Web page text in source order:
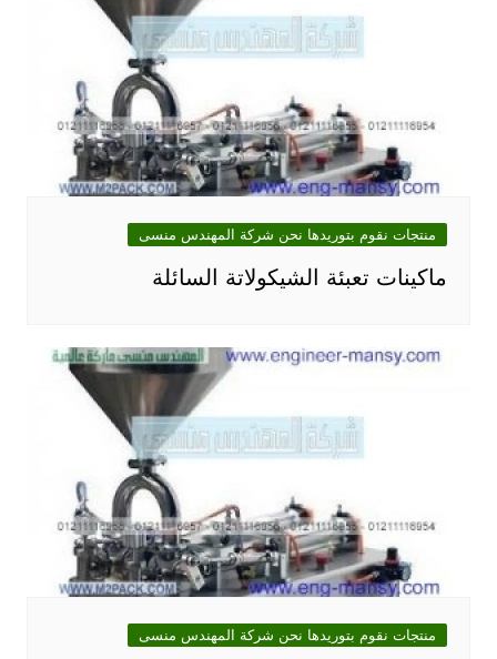
منتجات نقوم بتوريدها نحن شركة المهندس منسى
ماكينات تعبئة الشيكولاتة السائلة
منتجات نقوم بتوريدها نحن شركة المهندس منسى